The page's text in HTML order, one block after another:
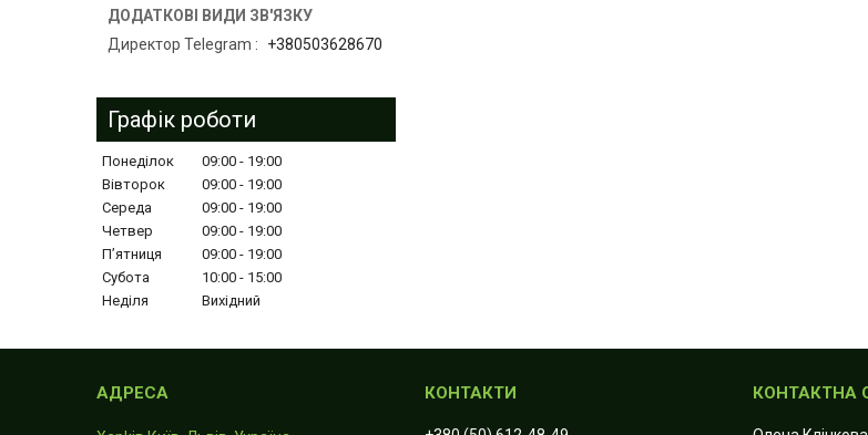
Директор Telegram +380503628670
Графік роботи
Понеділок 09:00
19:00
Вівторок
09:00
19:00
Середа
09:00
19:00
Четвер
09:00
19:00
Пʼятниця
09:00
19:00
Субота
10:00
15:00
Неділя
Вихідний